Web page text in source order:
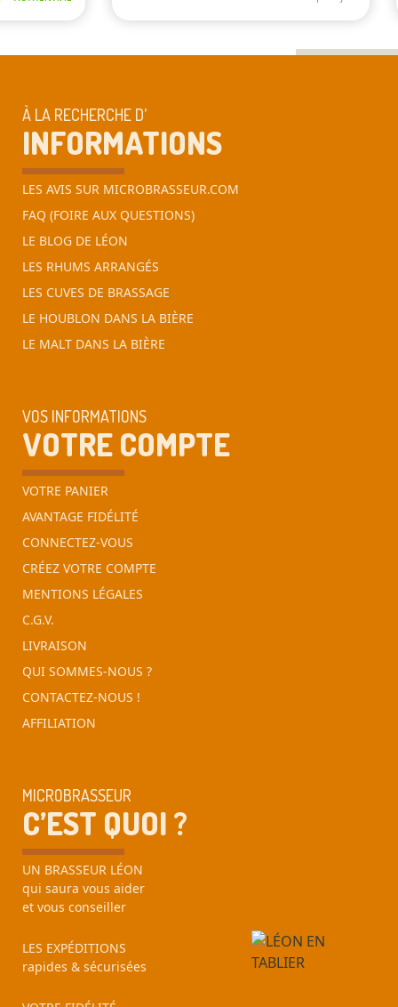
À LA RECHERCHE D’
INFORMATIONS
LES AVIS SUR MICROBRASSEUR.COM
FAQ (FOIRE AUX QUESTIONS)
LE BLOG DE LÉON
LES RHUMS ARRANGÉS
LES CUVES DE BRASSAGE
LE HOUBLON DANS LA BIÈRE
LE MALT DANS LA BIÈRE
VOS INFORMATIONS
VOTRE COMPTE
VOTRE PANIER
AVANTAGE FIDÉLITÉ
CONNECTEZ-VOUS
CRÉEZ VOTRE COMPTE
MENTIONS LÉGALES
C.G.V.
LIVRAISON
QUI SOMMES-NOUS ?
CONTACTEZ-NOUS !
AFFILIATION
MICROBRASSEUR
C’EST QUOI ?
UN BRASSEUR LÉON
qui saura vous aider
et vous conseiller
LES EXPÉDITIONS
rapides & sécurisées